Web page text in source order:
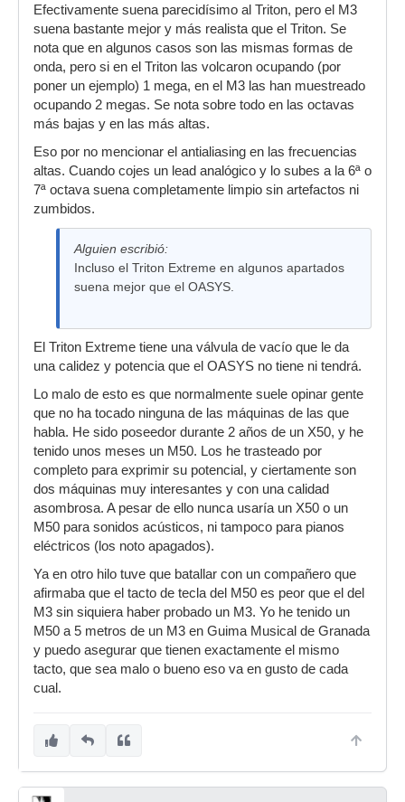
Efectivamente suena parecidísimo al Triton, pero el M3
suena bastante mejor y más realista que el Triton. Se
nota que en algunos casos son las mismas formas de
onda, pero si en el Triton las volcaron ocupando (por
poner un ejemplo) 1 mega, en el M3 las han muestreado
ocupando 2 megas. Se nota sobre todo en las octavas
más bajas y en las más altas.
Eso por no mencionar el antialiasing en las frecuencias
altas. Cuando cojes un lead analógico y lo subes a la 6ª o
7ª octava suena completamente limpio sin artefactos ni
zumbidos.
Alguien escribió:
Incluso el Triton Extreme en algunos apartados
suena mejor que el OASYS.
El Triton Extreme tiene una válvula de vacío que le da
una calidez y potencia que el OASYS no tiene ni tendrá.
Lo malo de esto es que normalmente suele opinar gente
que no ha tocado ninguna de las máquinas de las que
habla. He sido poseedor durante 2 años de un X50, y he
tenido unos meses un M50. Los he trasteado por
completo para exprimir su potencial, y ciertamente son
dos máquinas muy interesantes y con una calidad
asombrosa. A pesar de ello nunca usaría un X50 o un
M50 para sonidos acústicos, ni tampoco para pianos
eléctricos (los noto apagados).
Ya en otro hilo tuve que batallar con un compañero que
afirmaba que el tacto de tecla del M50 es peor que el del
M3 sin siquiera haber probado un M3. Yo he tenido un
M50 a 5 metros de un M3 en Guima Musical de Granada
y puedo asegurar que tienen exactamente el mismo
tacto, que sea malo o bueno eso va en gusto de cada
cual.